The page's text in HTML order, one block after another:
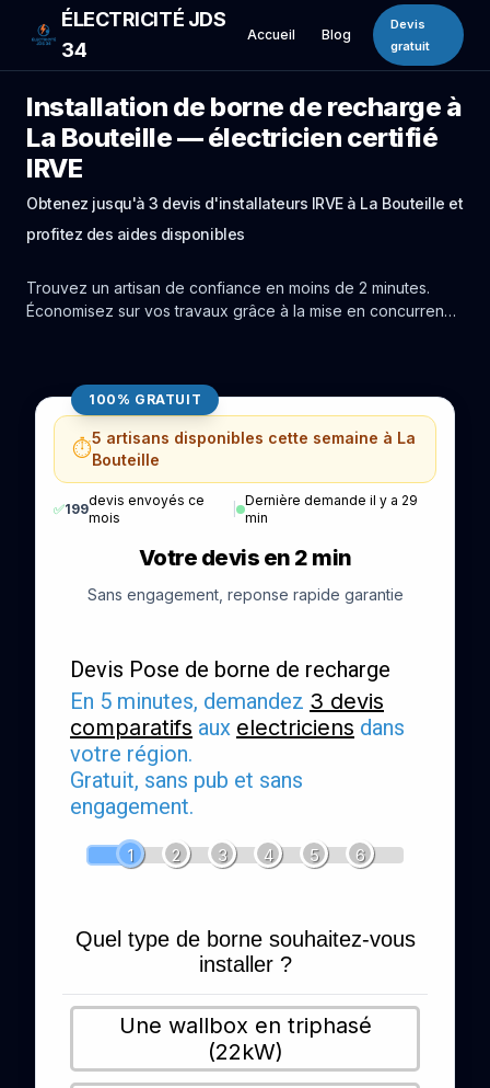
ÉLECTRICITÉ JDS
34
Accueil Blog
Devis
gratuit
Installation de borne de recharge à
La Bouteille — électricien certifié
IRVE
Obtenez jusqu'à 3 devis d'installateurs IRVE à La Bouteille et
profitez des aides disponibles
Trouvez un artisan de confiance en moins de 2 minutes.
Économisez sur vos travaux grâce à la mise en concurrence
100% GRATUIT
⏱️5 artisans disponibles cette semaine à La
Bouteille
✅199
devis envoyés ce
mois
|
Dernière demande il y a 29
min
Votre devis en 2 min
Sans engagement, reponse rapide garantie
Devis Pose de borne de recharge
En 5 minutes, demandez 3 devis
comparatifs aux electriciens dans
votre région.
Gratuit, sans pub et sans
engagement.
1 2 3 4 5 6
Quel type de borne souhaitez-vous
installer ?
Une wallbox en triphasé
(22kW)